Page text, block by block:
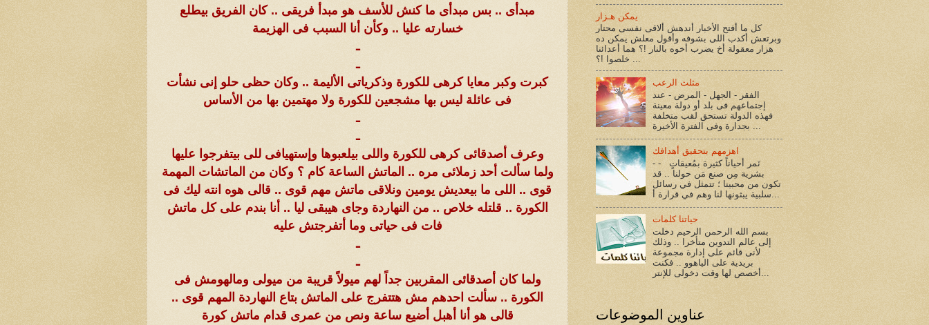
مبدأى .. بس مبدأى ما كنش للأسف هو مبدأ فريقى .. كان الفريق بيطلع
خسارته عليا .. وكأن أنا السبب فى الهزيمة
ـ
ـ
كبرت وكبر معايا كرهى للكورة وذكرياتى الأليمة .. وكان حظى حلو إنى نشأت
فى عائلة ليس بها مشجعين للكورة ولا مهتمين بها من الأساس
ـ
ـ
وعرف أصدقائى كرهى للكورة واللى بيلعبوها وإستهيافى للى بيتفرجوا عليها
ولما سألت أحد زملائى مره .. الماتش الساعة كام ؟ وكان من الماتشات المهمة
قوى .. اللى ما بيعديش يومين ونلاقى ماتش مهم قوى .. قالى هوه انته ليك فى
الكورة .. قلتله خلاص .. من النهاردة وجاى هيبقى ليا .. أنا بندم على كل ماتش
فات فى حياتى وما أتفرجتش عليه
ـ
ـ
ولما كان أصدقائى المقربين جداً لهم ميولاً قريبة من ميولى ومالهومش فى
الكورة .. سألت احدهم مش هتتفرج على الماتش بتاع النهاردة المهم قوى ..
قالى هو أنا أهبل أضيع ساعة ونص من عمرى قدام ماتش كورة
يمكن هـزار
كل ما أفتح الأخبار أندهش ألاقى نفسى محتار
وبرتعش أكدب اللى بشوفه وأقول معلش يمكن ده
هزار معقولة أخ يضرب أخوه بالنار !؟ هما أعدائنا
خلصوا !؟ ...
مثلث الرعب
الفقر - الجهل - المرض - عند
إجتماعهم فى بلد أو دولة معينة
فهذه الدولة تستحق لقب متخلفة
اهزمهم بتحقيق أهدافك
- - نَمر أحياناً كثيرة بمُعيقاتٍ
بشرية مِن صنع مَن حولنا .. قد
تكون من محبينا ؛ تتمثل في رسائل
حياتنا كلمات
بسم الله الرحمن الرحيم دخلت
إلى عالم التدوين متأخرا .. وذلك
لأنى قائم على إدارة مجموعة
بريدية على الياهوو .. فكنت
عناوين الموضوعات